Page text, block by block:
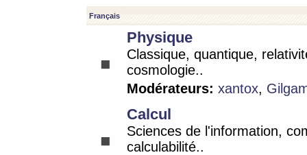
Français
Physique
Classique, quantique,
cosmologie..
Modérateurs: xantox,
Calcul
Sciences de l'information,
calculabilité..